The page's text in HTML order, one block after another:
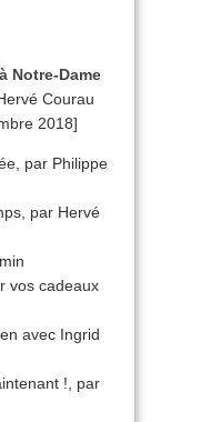
Notre-Dame
Courau
2018]
par Philippe
par Hervé
vos cadeaux
avec Ingrid
!, par